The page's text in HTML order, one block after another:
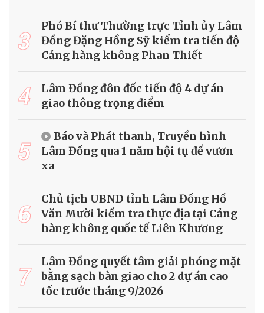
3
Phó Bí thư Thường trực Tỉnh ủy Lâm
Đồng Đặng Hồng Sỹ kiểm tra tiến độ
Cảng hàng không Phan Thiết
4
Lâm Đồng đôn đốc tiến độ 4 dự án
giao thông trọng điểm
5
Báo và Phát thanh, Truyền hình
Lâm Đồng qua 1 năm hội tụ để vươn
xa
6
Chủ tịch UBND tỉnh Lâm Đồng Hồ
Văn Mười kiểm tra thực địa tại Cảng
hàng không quốc tế Liên Khương
7
Lâm Đồng quyết tâm giải phóng mặt
bằng sạch bàn giao cho 2 dự án cao
tốc trước tháng 9/2026